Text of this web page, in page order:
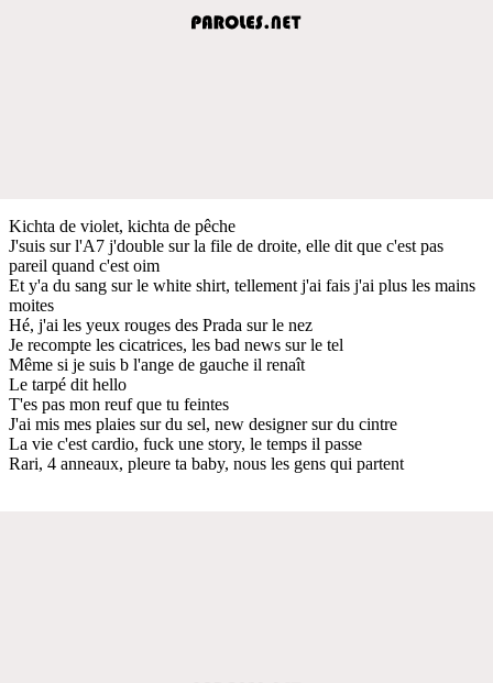
Kichta de violet, kichta de pêche
J'suis sur l'A7 j'double sur la file de droite, elle dit que c'est pas
pareil quand c'est oim
Et y'a du sang sur le white shirt, tellement j'ai fais j'ai plus les mains
moites
Hé, j'ai les yeux rouges des Prada sur le nez
Je recompte les cicatrices, les bad news sur le tel
Même si je suis b l'ange de gauche il renaît
Le tarpé dit hello
T'es pas mon reuf que tu feintes
J'ai mis mes plaies sur du sel, new designer sur du cintre
La vie c'est cardio, fuck une story, le temps il passe
Rari, 4 anneaux, pleure ta baby, nous les gens qui partent